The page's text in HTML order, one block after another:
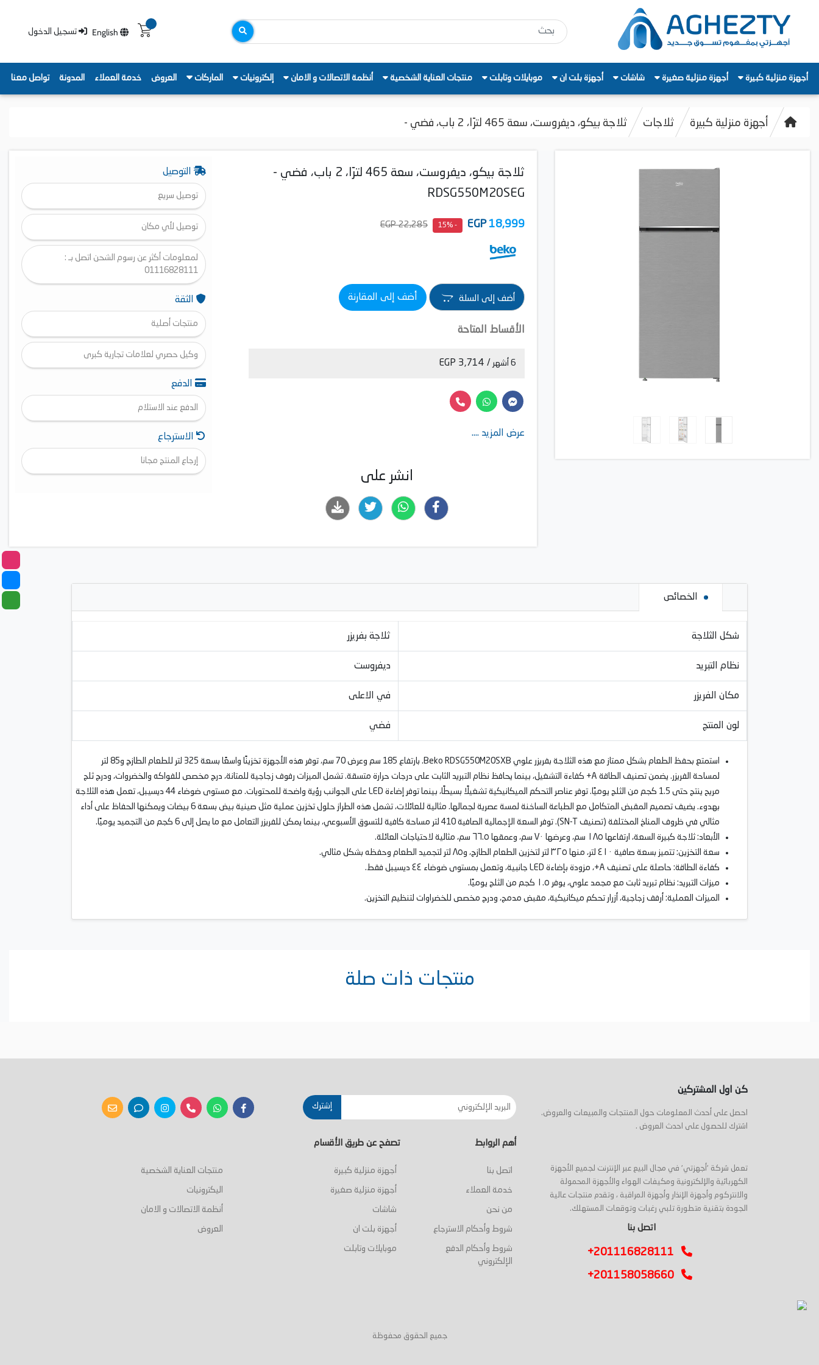
English تسجيل الدخول
أجهزة منزلية كبيرة أجهزة منزلية صغيرة شاشات أجهزة بلت ان موبايلات وتابلت منتجات العناية الشخصية أنظمة الاتصالات و الامان إلكترونيات الماركات العروض خدمة العملاء المدونة تواصل معنا
أجهزة منزلية كبيرة ثلاجات ثلاجة بيكو، ديفروست، سعة 465 لترًا، 2 باب، فضي -
ثلاجة بيكو، ديفروست، سعة 465 لترًا، 2 باب، فضي -
RDSG550M20SEG
18,999
EGP
- 15%
22,285 EGP
أضف إلى السلة أضف إلى المقارنة
الأقساط المتاحة
6 أشهر / 3,714 EGP
عرض المزيد ....
انشر على
التوصيل
توصيل سريع
توصيل لأي مكان
لمعلومات أكثر عن رسوم الشحن اتصل بـ :
01116828111
الثقة
منتجات أصلية
وكيل حصري لعلامات تجارية كبرى
الدفع
الدفع عند الاستلام
الاسترجاع
إرجاع المنتج مجانا
الخصائص
شكل الثلاجة ثلاجة بفريزر
نظام التبريد ديفروست
مكان الفريزر في الاعلى
لون المنتج فضي
استمتع بحفظ الطعام بشكل ممتاز مع هذه الثلاجة بفريزر علوي Beko RDSG550M20SXB. بارتفاع 185 سم وعرض 70 سم، توفر هذه الأجهزة تخزينًا واسعًا بسعة 325 لتر للطعام الطازج و85 لتر
لمساحة الفريزر. يضمن تصنيف الطاقة A+ كفاءة التشغيل، بينما يحافظ نظام التبريد الثابت على درجات حرارة متسقة. تشمل الميزات رفوف زجاجية للمتانة، درج مخصص للفواكه والخضروات، ودرج ثلج
مريح ينتج حتى 1.5 كجم من الثلج يوميًا. توفر عناصر التحكم الميكانيكية تشغيلًا بسيطًا، بينما توفر إضاءة LED على الجوانب رؤية واضحة للمحتويات. مع مستوى ضوضاء 44 ديسيبل، تعمل هذه الثلاجة
بهدوء. يضيف تصميم المقبض المتكامل مع الطباعة الساخنة لمسة عصرية لجمالها. مثالية للعائلات، تشمل هذه الطراز حلول تخزين عملية مثل صينية بيض بسعة 6 بيضات ويمكنها الحفاظ على أداء
مثالي في ظروف المناخ المختلفة (تصنيف SN-T). توفر السعة الإجمالية الصافية 410 لتر مساحة كافية للتسوق الأسبوعي، بينما يمكن للفريزر التعامل مع ما يصل إلى 6 كجم من التجميد يوميًا.
الأبعاد: ثلاجة كبيرة السعة، ارتفاعها ١٨٥ سم، وعرضها ٧٠ سم، وعمقها ٦٦.٥ سم، مثالية لاحتياجات العائلة.
سعة التخزين: تتميز بسعة صافية ٤١٠ لتر، منها ٣٢٥ لتر لتخزين الطعام الطازج، و٨٥ لتر لتجميد الطعام وحفظه بشكل مثالي.
كفاءة الطاقة: حاصلة على تصنيف A+، مزودة بإضاءة LED جانبية، وتعمل بمستوى ضوضاء ٤٤ ديسيبل فقط.
ميزات التبريد: نظام تبريد ثابت مع مجمد علوي، يوفر ١.٥ كجم من الثلج يوميًا.
الميزات العملية: أرفف زجاجية، أزرار تحكم ميكانيكية، مقبض مدمج، ودرج مخصص للخضراوات لتنظيم التخزين.
منتجات ذات صلة
كن اول المشتركين
احصل على أحدث المعلومات حول المنتجات والمبيعات والعروض.
اشترك للحصول على احدث العروض .
إشترك
تعمل شركة 'أجهزتي' في مجال البيع عبر الإنترنت لجميع الأجهزة
الكهربائية والإلكترونية ومكيفات الهواء والأجهزة المحمولة
والانتركوم وأجهزة الإنذار وأجهزة المراقبة ، وتقدم منتجات عالية
الجودة بتقنية متطورة تلبي رغبات وتوقعات المستهلك.
اتصل بنا
+201116828111
+201158058660
أهم الروابط
اتصل بنا
خدمة العملاء
من نحن
شروط وأحكام الاسترجاع
شروط وأحكام الدفع
الإلكتروني
تصفح عن طريق الأقسام
أجهزة منزلية كبيرة
أجهزة منزلية صغيرة
شاشات
أجهزة بلت ان
موبايلات وتابلت
منتجات العناية الشخصية
اليكترونيات
أنظمة الاتصالات و الامان
العروض
جميع الحقوق محفوظة